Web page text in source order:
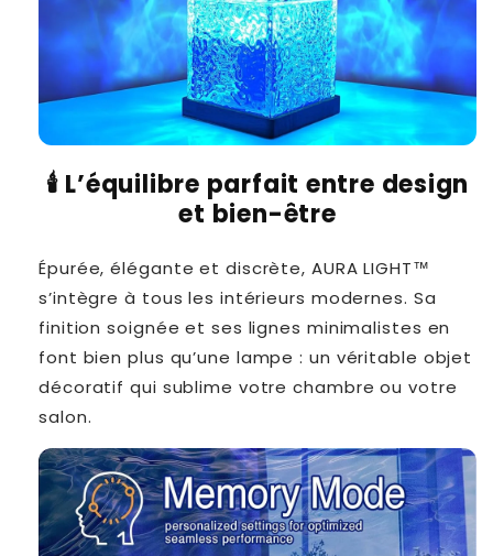
🕯️ L’équilibre parfait entre design
et bien-être
Épurée, élégante et discrète, AURA LIGHT™
s’intègre à tous les intérieurs modernes. Sa
finition soignée et ses lignes minimalistes en
font bien plus qu’une lampe : un véritable objet
décoratif qui sublime votre chambre ou votre
salon.